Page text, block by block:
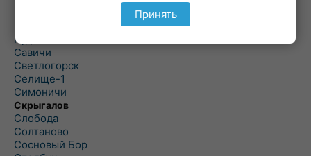
Рогачев
Рогинь
Рудня
Савичи
Светлогорск
Селище-1
Симоничи
Скрыгалов
Слобода
Солтаново
Сосновый Бор
Принять